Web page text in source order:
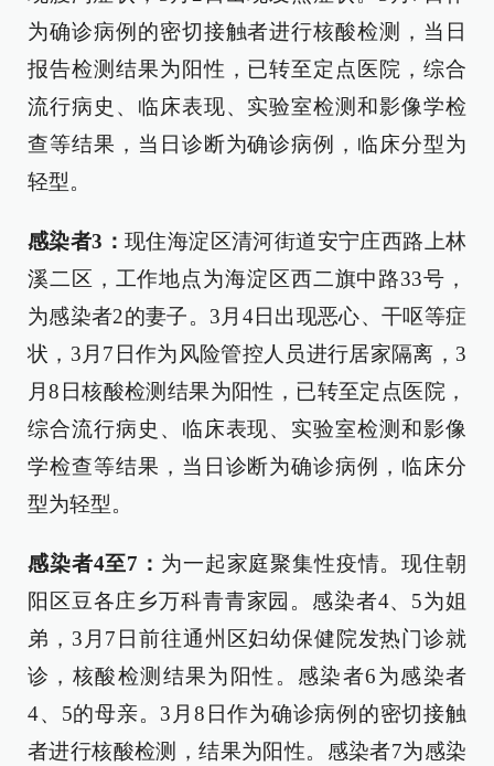
为确诊病例的密切接触者进行核酸检测，当日
报告检测结果为阳性，已转至定点医院，综合
流行病史、临床表现、实验室检测和影像学检
查等结果，当日诊断为确诊病例，临床分型为
轻型。
感染者3： 现住海淀区清河街道安宁庄西路上林
溪二区，工作地点为海淀区西二旗中路33号，
为感染者2的妻子。3月4日出现恶心、干呕等症
状，3月7日作为风险管控人员进行居家隔离，3
月8日核酸检测结果为阳性，已转至定点医院，
综合流行病史、临床表现、实验室检测和影像
学检查等结果，当日诊断为确诊病例，临床分
型为轻型。
感染者4至7： 为一起家庭聚集性疫情。现住朝
阳区豆各庄乡万科青青家园。感染者4、5为姐
弟，3月7日前往通州区妇幼保健院发热门诊就
诊，核酸检测结果为阳性。感染者6为感染者
4、5的母亲。3月8日作为确诊病例的密切接触
者进行核酸检测，结果为阳性。感染者7为感染